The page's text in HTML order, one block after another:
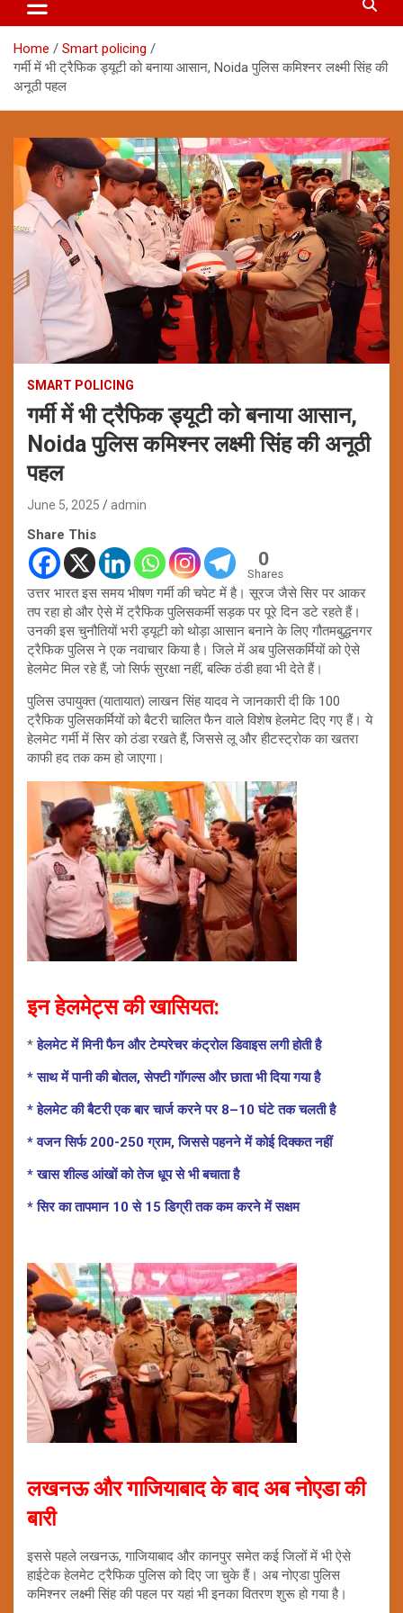
Home
Smart policing
गर्मी में भी ट्रैफिक ड्यूटी को बनाया आसान, Noida पुलिस कमिश्नर लक्ष्मी सिंह की
अनूठी पहल
SMART POLICING
गर्मी में भी ट्रैफिक ड्यूटी को बनाया आसान,
Noida पुलिस कमिश्नर लक्ष्मी सिंह की अनूठी
पहल
June 5, 2025 admin
Share This
0
Shares
उत्तर भारत इस समय भीषण गर्मी की चपेट में है। सूरज जैसे सिर पर आकर
तप रहा हो और ऐसे में ट्रैफिक पुलिसकर्मी सड़क पर पूरे दिन डटे रहते हैं।
उनकी इस चुनौतियों भरी ड्यूटी को थोड़ा आसान बनाने के लिए गौतमबुद्धनगर
ट्रैफिक पुलिस ने एक नवाचार किया है। जिले में अब पुलिसकर्मियों को ऐसे
हेलमेट मिल रहे हैं, जो सिर्फ सुरक्षा नहीं, बल्कि ठंडी हवा भी देते हैं।
पुलिस उपायुक्त (यातायात) लाखन सिंह यादव ने जानकारी दी कि 100
ट्रैफिक पुलिसकर्मियों को बैटरी चालित फैन वाले विशेष हेलमेट दिए गए हैं। ये
हेलमेट गर्मी में सिर को ठंडा रखते हैं, जिससे लू और हीटस्ट्रोक का खतरा
काफी हद तक कम हो जाएगा।
इन हेलमेट्स की खासियत:
*हेलमेट में मिनी फैन और टेम्परेचर कंट्रोल डिवाइस लगी होती है
* साथ में पानी की बोतल, सेफ्टी गॉगल्स और छाता भी दिया गया है
* हेलमेट की बैटरी एक बार चार्ज करने पर 8–10 घंटे तक चलती है
* वजन सिर्फ 200-250 ग्राम, जिससे पहनने में कोई दिक्कत नहीं
* खास शील्ड आंखों को तेज धूप से भी बचाता है
* सिर का तापमान 10 से 15 डिग्री तक कम करने में सक्षम
लखनऊ और गाजियाबाद के बाद अब नोएडा की
बारी
इससे पहले लखनऊ, गाजियाबाद और कानपुर समेत कई जिलों में भी ऐसे
हाईटेक हेलमेट ट्रैफिक पुलिस को दिए जा चुके हैं। अब नोएडा पुलिस
कमिश्नर लक्ष्मी सिंह की पहल पर यहां भी इनका वितरण शुरू हो गया है।